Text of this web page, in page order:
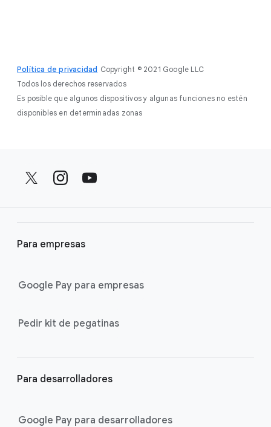
Política de privacidad Copyright © 2021 Google LLC
Todos los derechos reservados
Es posible que algunos dispositivos y algunas funciones no estén
disponibles en determinadas zonas
t
Para empresas
Google Pay para empresas
Pedir kit de pegatinas
Para desarrolladores
Google Pay para desarrolladores